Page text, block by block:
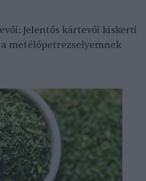
Jelentős kártevői kiskerti
metélőpetrezselyemnek